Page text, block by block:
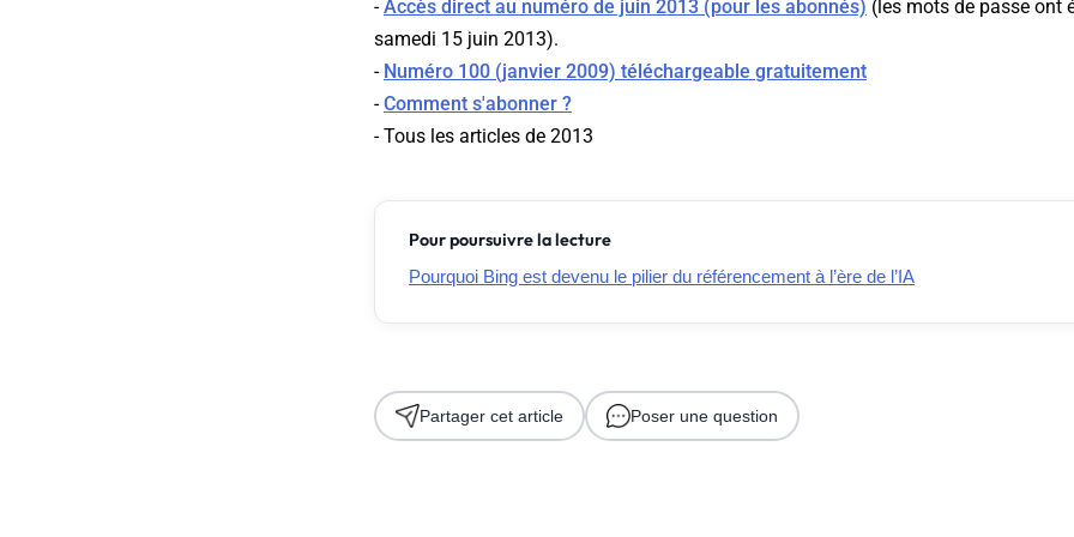
-Accès direct au numéro de juin 2013 (pour les abonnés) (les mots de passe ont
samedi 15 juin 2013).
- Numéro 100 (janvier 2009) téléchargeable gratuitement
-Comment s'abonner ?
- Tous les articles de 2013
Pour poursuivre la lecture
Pourquoi Bing est devenu le pilier du référencement à l’ère de l’IA
Partager cet article Poser une question